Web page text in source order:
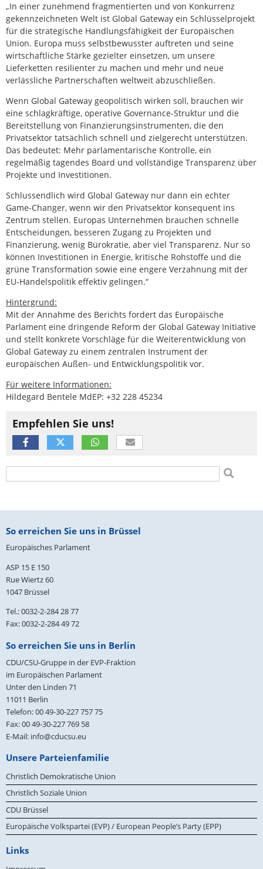
„In einer zunehmend fragmentierten und von Konkurrenz
gekennzeichneten Welt ist Global Gateway ein Schlüsselprojekt
für die strategische Handlungsfähigkeit der Europäischen
Union. Europa muss selbstbewusster auftreten und seine
wirtschaftliche Stärke gezielter einsetzen, um unsere
Lieferketten resilienter zu machen und mehr und neue
verlässliche Partnerschaften weltweit abzuschließen.
Wenn Global Gateway geopolitisch wirken soll, brauchen wir
eine schlagkräftige, operative Governance-Struktur und die
Bereitstellung von Finanzierungsinstrumenten, die den
Privatsektor tatsächlich schnell und zielgerecht unterstützen.
Das bedeutet: Mehr parlamentarische Kontrolle, ein
regelmäßig tagendes Board und vollständige Transparenz über
Projekte und Investitionen.
Schlussendlich wird Global Gateway nur dann ein echter
Game-Changer, wenn wir den Privatsektor konsequent ins
Zentrum stellen. Europas Unternehmen brauchen schnelle
Entscheidungen, besseren Zugang zu Projekten und
Finanzierung, wenig Bürokratie, aber viel Transparenz. Nur so
können Investitionen in Energie, kritische Rohstoffe und die
grüne Transformation sowie eine engere Verzahnung mit der
EU-Handelspolitik effektiv gelingen.“
Hintergrund:
Mit der Annahme des Berichts fordert das Europäische
Parlament eine dringende Reform der Global Gateway Initiative
und stellt konkrete Vorschläge für die Weiterentwicklung von
Global Gateway zu einem zentralen Instrument der
europäischen Außen- und Entwicklungspolitik vor.
Für weitere Informationen:
Hildegard Bentele MdEP: +32 228 45234
Empfehlen Sie uns!
Suchformular
Fußbereich
So erreichen Sie uns in Brüssel
Europäisches Parlament
ASP 15 E 150
Rue Wiertz 60
1047 Brüssel
Tel.: 0032-2-284 28 77
Fax: 0032-2-284 49 72
So erreichen Sie uns in Berlin
CDU/CSU-Gruppe in der EVP-Fraktion
im Europäischen Parlament
Unter den Linden 71
11011 Berlin
Telefon:00 49-30-227 757 75
Fax:00 49-30-227 769 58
E-Mail: info@cducsu.eu
Unsere Parteienfamilie
Christlich Demokratische Union
Christlich Soziale Union
CDU Brüssel
Europäische Volkspartei (EVP) / European People’s Party (EPP)
Links